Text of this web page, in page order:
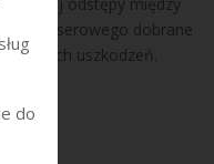
laserowego dobrane
żadnych uszkodzeń.
do